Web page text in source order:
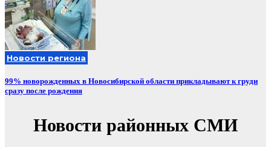
Новости региона
99% новорожденных в Новосибирской области прикладывают к груди
сразу после рождения